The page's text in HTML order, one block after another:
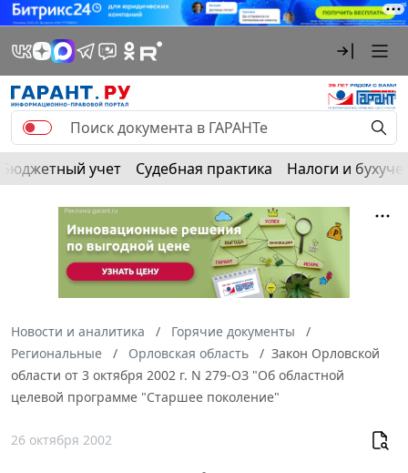
Бюджетный учет Судебная практика Налоги и
Новости и аналитика
Горячие документы
Региональные
Орловская область
Закон Орловской
области от 3 октября 2002 г. N 279-ОЗ "Об областной
целевой программе "Старшее поколение"
26 октября 2002